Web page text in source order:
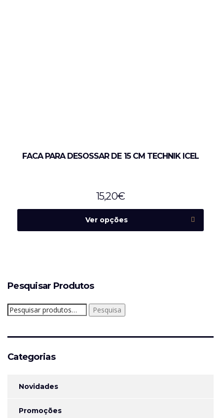
FACA PARA DESOSSAR DE 15 CM TECHNIK ICEL
15,20€
Ver opções
Pesquisar Produtos
Pesquisar
por:
Pesquisa
Categorias
Novidades
Promoções